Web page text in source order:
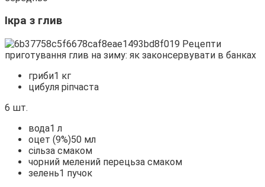
Ікра з глив
гриби1 кг
цибуля ріпчаста
6 шт.
вода1 л
оцет (9%)50 мл
сільза смаком
чорний мелений перецьза смаком
зелень1 пучок